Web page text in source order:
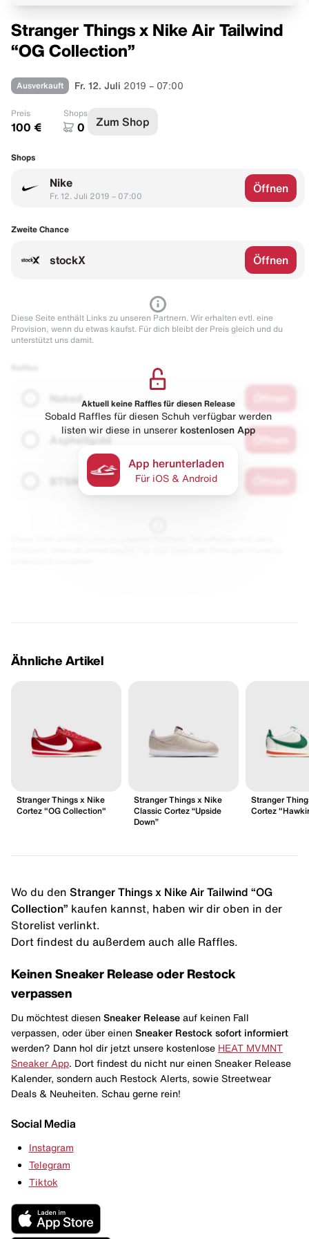
Stranger Things x Nike Air Tailwind
“OG Collection”
Ausverkauft Fr. 12. Juli 2019 – 07:00
Preis
100 €
Shops
0 Zum Shop
Shops
Nike
Fr. 12. Juli 2019 – 07:00
Öffnen
Zweite Chance
stockX Öffnen
Diese Seite enthält Links zu unseren Partnern. Wir erhalten evtl. eine
Provision, wenn du etwas kaufst. Für dich bleibt der Preis gleich und du
unterstützt uns damit.
Naked
Asphaltgold
Aktuell keine Raffles für diesen Release
Sobald Raffles für diesen Schuh verfügbar werden
listen wir diese in unserer kostenlosen App
App herunterladen
Für iOS & Android
Ähnliche Artikel
Stranger Things x Nike
Cortez "OG Collection"
Stranger Things x Nike
Classic Cortez “Upside
Down”
Stranger
Cortez
Wo du den Stranger Things x Nike Air Tailwind “OG
Collection” kaufen kannst, haben wir dir oben in der
Storelist verlinkt.
Dort findest du außerdem auch alle Raffles.
Keinen Sneaker Release oder Restock
verpassen
Du möchtest diesen Sneaker Release auf keinen Fall
verpassen, oder über einen Sneaker Restock sofort informiert
werden? Dann hol dir jetzt unsere kostenlose HEAT MVMNT
Sneaker App . Dort findest du nicht nur einen Sneaker Release
Kalender, sondern auch Restock Alerts, sowie Streetwear
Deals & Neuheiten. Schau gerne rein!
Social Media
Instagram
Telegram
Tiktok